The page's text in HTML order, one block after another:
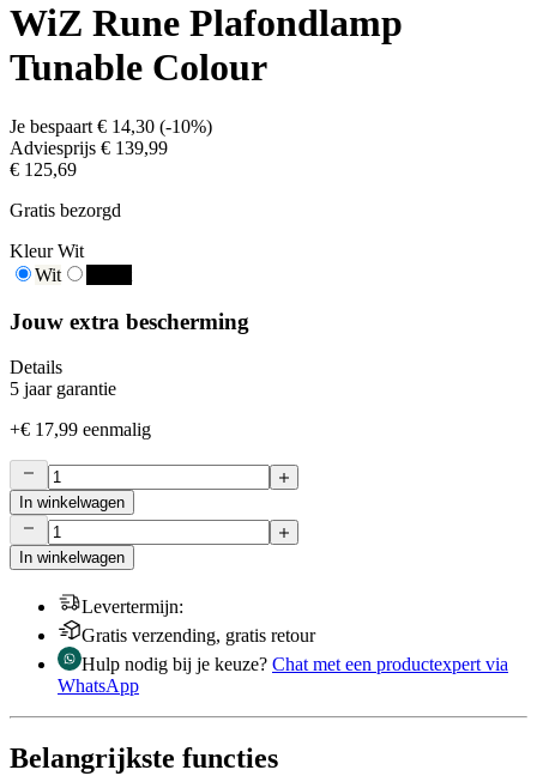
WiZ Rune Plafondlamp
Tunable Colour
Je bespaart € 14,30 (-10%)
Adviesprijs € 139,99
€ 125,69
Gratis bezorgd
Kleur Wit
Wit
Jouw extra bescherming
Details
5 jaar garantie
+€ 17,99 eenmalig
In winkelwagen
In winkelwagen
Levertermijn:
Gratis verzending, gratis retour
Hulp nodig bij je keuze? Chat met een productexpert via
WhatsApp
Belangrijkste functies